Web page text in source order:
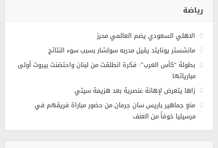
رياضة
الاهلي السعودي يضم العالمي محرز
مانشستر يونايتد يقيل مدربه سولشار بسبب سوء النتائج
بطولة “كأس العرب”: فكرة انطلقت من لبنان واحتضنت بيروت أولى
مبارياتها
زاها يتعرض لإهانة عنصرية بعد هزيمة سيتي
منع جماهير باريس سان جرمان من حضور مباراة فريقهم في
مرسيليا خوفاً من العنف